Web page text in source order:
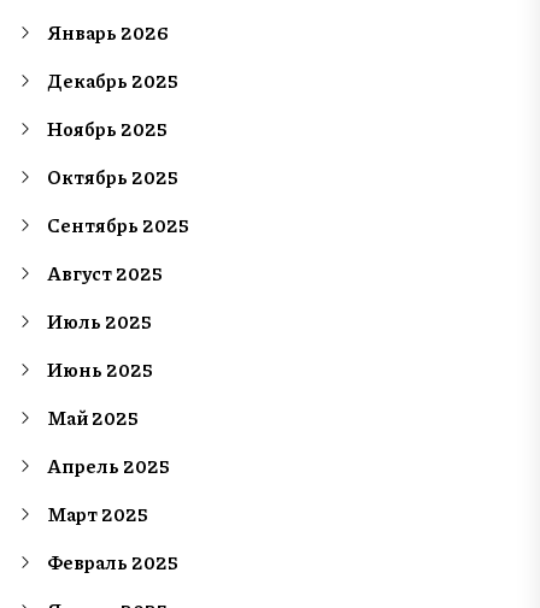
Январь 2026
Декабрь 2025
Ноябрь 2025
Октябрь 2025
Сентябрь 2025
Август 2025
Июль 2025
Июнь 2025
Май 2025
Апрель 2025
Март 2025
Февраль 2025